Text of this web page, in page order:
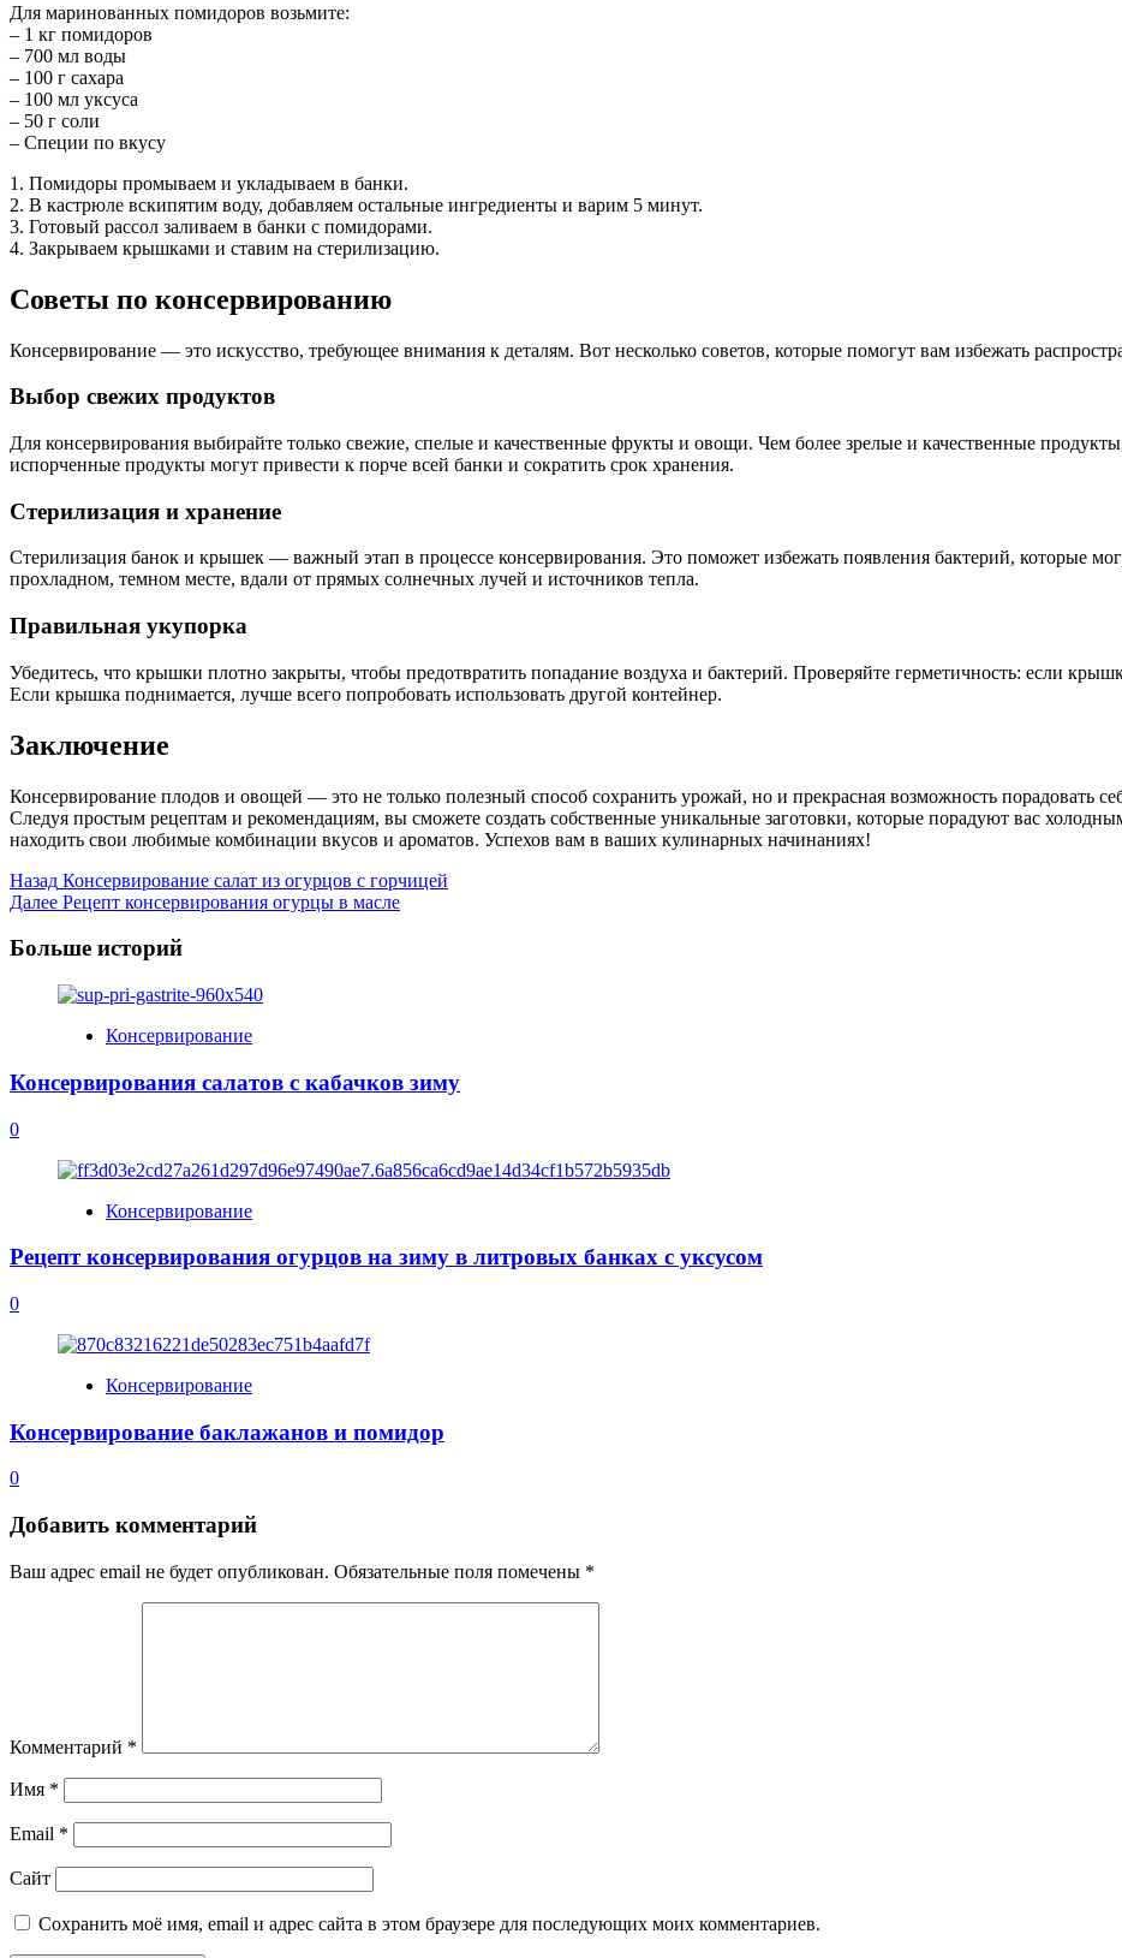
Для маринованных помидоров возьмите:
– 1 кг помидоров
– 700 мл воды
– 100 г сахара
– 100 мл уксуса
– 50 г соли
– Специи по вкусу
1. Помидоры промываем и укладываем в банки.
2. В кастрюле вскипятим воду, добавляем остальные ингредиенты и варим 5 минут.
3. Готовый рассол заливаем в банки с помидорами.
4. Закрываем крышками и ставим на стерилизацию.
Советы по консервированию
Консервирование — это искусство, требующее внимания к деталям. Вот несколько советов, которые помогут вам избежать
Выбор свежих продуктов
Для консервирования выбирайте только свежие, спелые и качественные фрукты и овощи. Чем более зрелые и качественные
испорченные продукты могут привести к порче всей банки и сократить срок хранения.
Стерилизация и хранение
Стерилизация банок и крышек — важный этап в процессе консервирования. Это поможет избежать появления бактерий, которые
прохладном, темном месте, вдали от прямых солнечных лучей и источников тепла.
Правильная укупорка
Убедитесь, что крышки плотно закрыты, чтобы предотвратить попадание воздуха и бактерий. Проверяйте герметичность: если
Если крышка поднимается, лучше всего попробовать использовать другой контейнер.
Заключение
Консервирование плодов и овощей — это не только полезный способ сохранить урожай, но и прекрасная возможность порадовать
Следуя простым рецептам и рекомендациям, вы сможете создать собственные уникальные заготовки, которые порадуют вас
находить свои любимые комбинации вкусов и ароматов. Успехов вам в ваших кулинарных начинаниях!
Post
Navigation
Назад Консервирование салат из огурцов с горчицей
Далее Рецепт консервирования огурцы в масле
Больше историй
Консервирование
Консервирования салатов с кабачков зиму
0
Консервирование
Рецепт консервирования огурцов на зиму в литровых банках с уксусом
0
Консервирование
Консервирование баклажанов и помидор
0
Добавить комментарий
Ваш адрес email не будет опубликован. Обязательные поля помечены *
Комментарий *
Имя *
Email *
Сайт
Сохранить моё имя, email и адрес сайта в этом браузере для последующих моих комментариев.